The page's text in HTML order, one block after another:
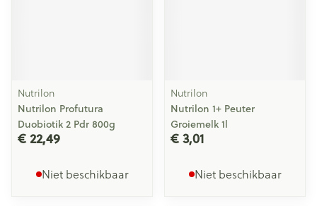
Nutrilon
Nutrilon Profutura
Duobiotik 2 Pdr 800g
€ 22,49
Niet beschikbaar
Nutrilon
Nutrilon 1+ Peuter
Groiemelk 1l
€ 3,01
Niet beschikbaar